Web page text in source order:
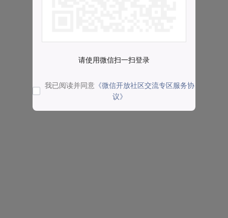
请使用微信扫一扫登录
我已阅读并同意 《微信开放社区交流专区服务协
议》